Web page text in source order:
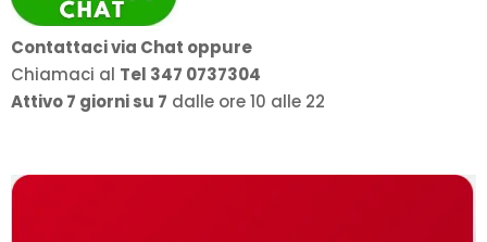
Contattaci via Chat oppure
Chiamaci al Tel 347 0737304
Attivo 7 giorni su 7 dalle ore 10 alle 22